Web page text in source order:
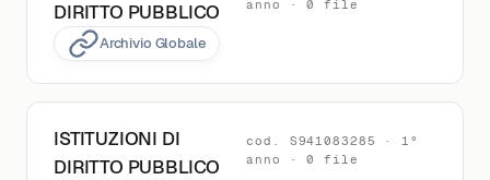
DIRITTO PUBBLICO
anno · 0 file
Archivio Globale
ISTITUZIONI DI
DIRITTO PUBBLICO
cod. S941083285 · 1°
anno · 0 file